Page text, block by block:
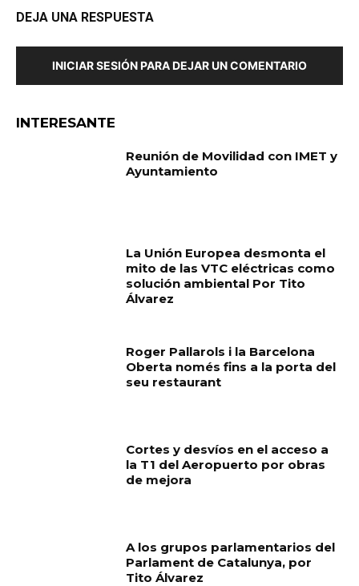
DEJA UNA RESPUESTA
INICIAR SESIÓN PARA DEJAR UN COMENTARIO
INTERESANTE
Reunión de Movilidad con IMET y
Ayuntamiento
La Unión Europea desmonta el
mito de las VTC eléctricas como
solución ambiental Por Tito
Álvarez
Roger Pallarols i la Barcelona
Oberta només fins a la porta del
seu restaurant
Cortes y desvíos en el acceso a
la T1 del Aeropuerto por obras
de mejora
A los grupos parlamentarios del
Parlament de Catalunya, por
Tito Álvarez